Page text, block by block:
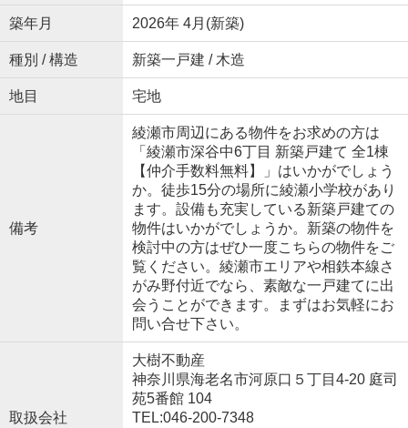
築年月 2026年 4月(新築)
種別 / 構造 新築一戸建 / 木造
地目 宅地
備考
綾瀬市周辺にある物件をお求めの方は
「綾瀬市深谷中6丁目 新築戸建て 全1棟
【仲介手数料無料】」はいかがでしょう
か。徒歩15分の場所に綾瀬小学校があり
ます。設備も充実している新築戸建ての
物件はいかがでしょうか。新築の物件を
検討中の方はぜひ一度こちらの物件をご
覧ください。綾瀬市エリアや相鉄本線さ
がみ野付近でなら、素敵な一戸建てに出
会うことができます。まずはお気軽にお
問い合せ下さい。
取扱会社
大樹不動産
神奈川県海老名市河原口５丁目4-20 庭司
苑5番館 104
TEL:046-200-7348